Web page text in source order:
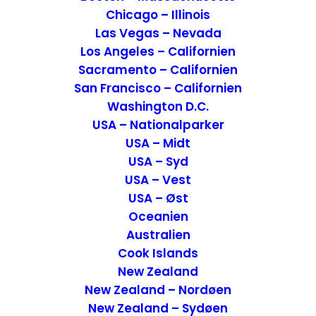
Chicago – Illinois
Las Vegas – Nevada
Los Angeles – Californien
Sacramento – Californien
San Francisco – Californien
Washington D.C.
USA – Nationalparker
USA – Midt
USA – Syd
USA – Vest
USA – Øst
Oceanien
Australien
Cook Islands
New Zealand
New Zealand – Nordøen
New Zealand – Sydøen
Værelserne
Vi havde bestilt super Deluxe room med
havudsigt og fik, på trods af at de var
samme type, to meget forskellige. De var
dog begge superlækre.
Check-in gik over alt forventning og alt
virkede meget familiært, på den gode
måde. Vores umiddelbare indtryk var, at
vores anmeldelse af Byblos Pousada kun
kunne blive god.